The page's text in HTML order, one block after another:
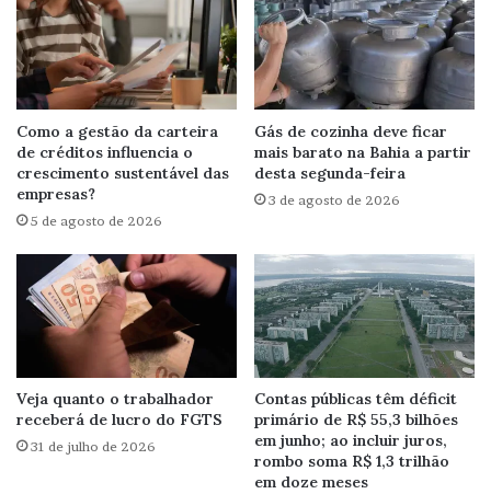
Como a gestão da carteira
de créditos influencia o
crescimento sustentável das
empresas?
5 de agosto de 2026
Gás de cozinha deve ficar
mais barato na Bahia a partir
desta segunda-feira
3 de agosto de 2026
Veja quanto o trabalhador
receberá de lucro do FGTS
31 de julho de 2026
Contas públicas têm déficit
primário de R$ 55,3 bilhões
em junho; ao incluir juros,
rombo soma R$ 1,3 trilhão
em doze meses